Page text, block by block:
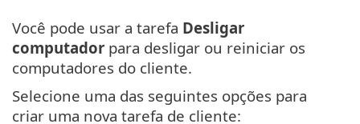
Você pode usar a tarefa Desligar
computador para desligar ou reiniciar os
computadores do cliente.
Selecione uma das seguintes opções para
criar uma nova tarefa de cliente: